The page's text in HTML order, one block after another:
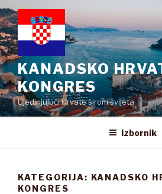
Preskoči
na
sadržaj
KANADSKO
KONGRES
Ujedinjujući Hrvate širom svijeta
Izbornik
KATEGORIJA: KANADSKO
KONGRES